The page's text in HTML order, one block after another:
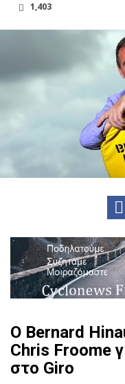
1,403
O Bernard
Chris Froome
στο Giro